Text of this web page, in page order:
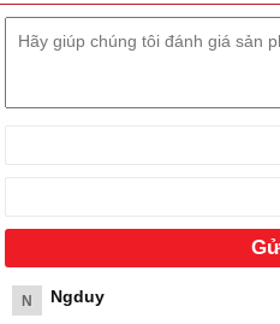
Màn hình của iPhone 11 chính
N Ngduy